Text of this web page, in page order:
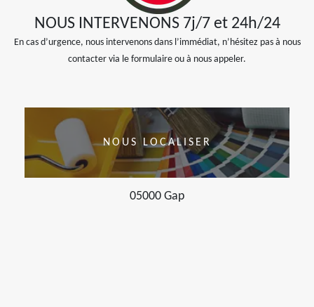
NOUS INTERVENONS 7j/7 et 24h/24
En cas d’urgence, nous intervenons dans l’immédiat, n’hésitez pas à nous
contacter via le formulaire ou à nous appeler.
NOUS LOCALISER
05000 Gap